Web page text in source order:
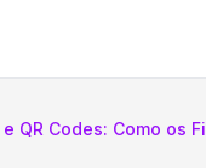
QR Codes: Como os